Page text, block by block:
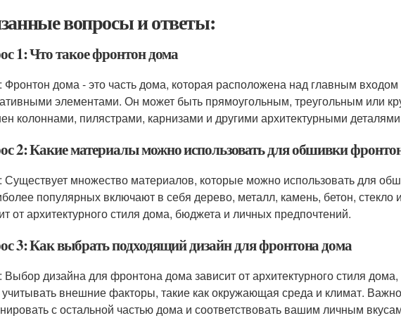
вопросы и ответы:
1: Что такое фронтон дома
Фронтон дома - это часть дома, которая расположена над главным
элементами. Он может быть прямоугольным, треугольным или
колоннами, пилястрами, карнизами и другими архитектурными
2: Какие материалы можно использовать для обшивки
Существует множество материалов, которые можно использовать для
популярных включают в себя дерево, металл, камень, бетон,
от архитектурного стиля дома, бюджета и личных предпочтений.
3: Как выбрать подходящий дизайн для фронтона дома
Выбор дизайна для фронтона дома зависит от архитектурного стиля
внешние факторы, такие как окружающая среда и климат.
с остальной частью дома и соответствовать вашим личным